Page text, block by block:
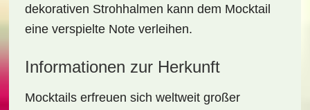
dekorativen Strohhalmen kann dem Mocktail
eine verspielte Note verleihen.
Informationen zur Herkunft
Mocktails erfreuen sich weltweit großer